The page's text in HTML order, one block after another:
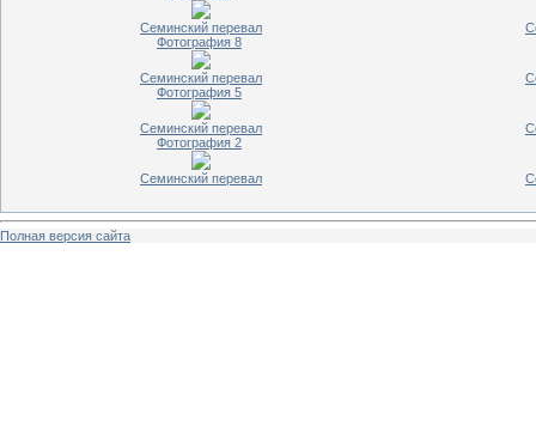
Семинский перевал
Фотография 8
Семинский перевал
Фотография 5
Семинский перевал
Фотография 2
Семинский перевал
Полная версия сайта